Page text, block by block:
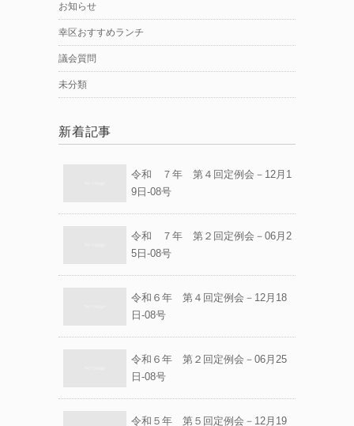
お知らせ
幸区おすすめランチ
議会質問
未分類
新着記事
令和 ７年 第４回定例会－12月1
9日-08号
令和 ７年 第２回定例会－06月2
5日-08号
令和６年 第４回定例会－12月18
日-08号
令和６年 第２回定例会－06月25
日-08号
令和５年 第５回定例会－12月19